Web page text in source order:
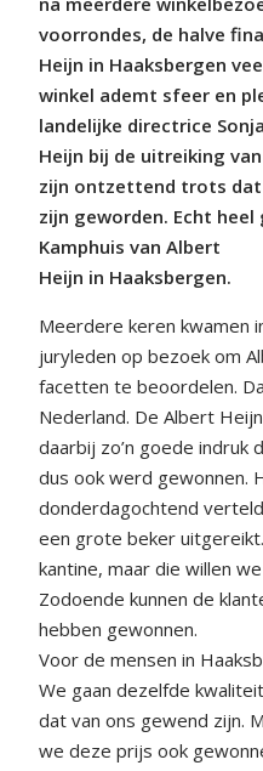
voorrondes, de halve
Heijn in Haaksbergen
winkel ademt sfeer en
landelijke directrice
Heijn bij de uitreiking
zijn ontzettend trots dat
zijn geworden. Echt
Kamphuis van Albert
Heijn in Haaksbergen.
Meerdere keren kwamen
juryleden op bezoek om
facetten te beoordelen.
Nederland. De Albert
daarbij zo’n goede indruk
dus ook werd gewonnen.
donderdagochtend
een grote beker
kantine, maar die willen
Zodoende kunnen de
hebben gewonnen.
Voor de mensen in
We gaan dezelfde
dat van ons gewend zijn.
we deze prijs ook